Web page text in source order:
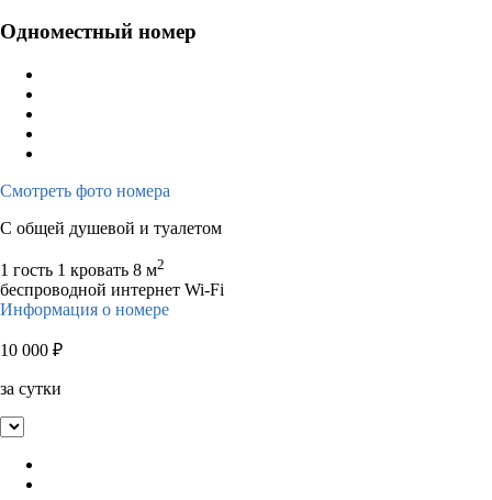
Одноместный номер
Смотреть фото номера
С общей душевой и туалетом
1 гость 1 кровать 8 м2
беспроводной интернет Wi-Fi
Информация о номере
10 000 ₽
за сутки